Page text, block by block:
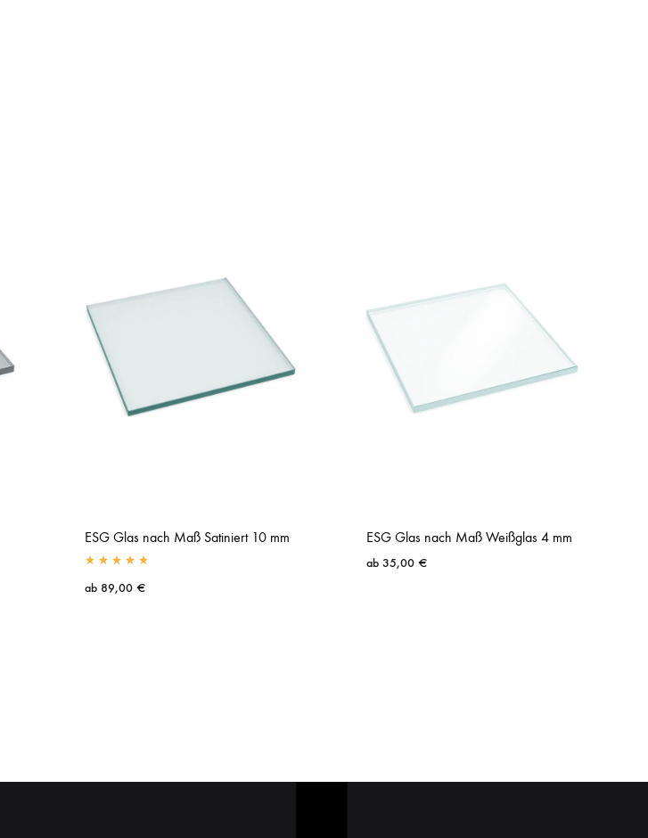
ESG Glas nach Maß Satiniert 10 mm
ab 89,00 €
ESG Glas nach Maß Weißglas 4 mm
ab 35,00 €